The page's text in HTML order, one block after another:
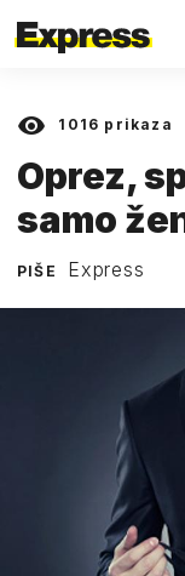
1016 prikaza
Oprez,
samo
PIŠE Express